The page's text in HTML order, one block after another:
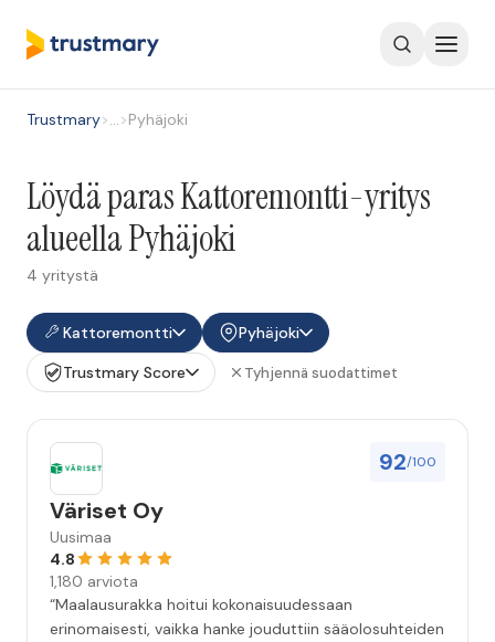
Trustmary>…>Pyhäjoki
Löydä paras Kattoremontti-yritys
alueella Pyhäjoki
4 yritystä
Kattoremontti
Pyhäjoki
Trustmary Score
Tyhjennä suodattimet
92/100
Väriset Oy
Uusimaa
4.8
1,180 arviota
“Maalausurakka hoitui kokonaisuudessaan
erinomaisesti, vaikka hanke jouduttiin sääolosuhteiden